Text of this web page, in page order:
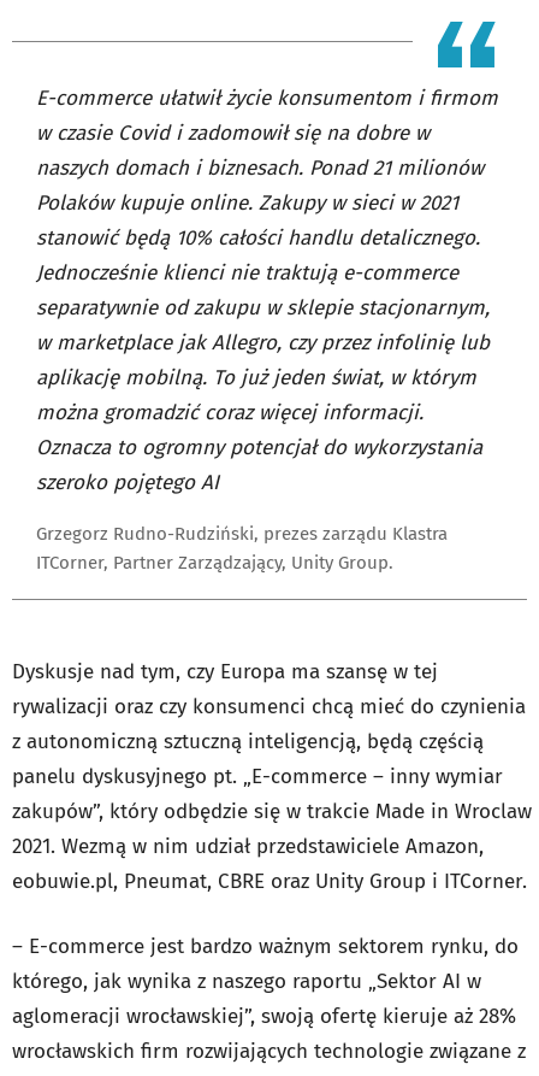
E-commerce ułatwił życie konsumentom i firmom
w czasie Covid i zadomowił się na dobre w
naszych domach i biznesach. Ponad 21 milionów
Polaków kupuje online. Zakupy w sieci w 2021
stanowić będą 10% całości handlu detalicznego.
Jednocześnie klienci nie traktują e-commerce
separatywnie od zakupu w sklepie stacjonarnym,
w marketplace jak Allegro, czy przez infolinię lub
aplikację mobilną. To już jeden świat, w którym
można gromadzić coraz więcej informacji.
Oznacza to ogromny potencjał do wykorzystania
szeroko pojętego AI
Grzegorz Rudno-Rudziński, prezes zarządu Klastra
ITCorner, Partner Zarządzający, Unity Group.
Dyskusje nad tym, czy Europa ma szansę w tej
rywalizacji oraz czy konsumenci chcą mieć do czynienia
z autonomiczną sztuczną inteligencją, będą częścią
panelu dyskusyjnego pt. „E-commerce – inny wymiar
zakupów”, który odbędzie się w trakcie Made in Wroclaw
2021. Wezmą w nim udział przedstawiciele Amazon,
eobuwie.pl, Pneumat, CBRE oraz Unity Group i ITCorner.
– E-commerce jest bardzo ważnym sektorem rynku, do
którego, jak wynika z naszego raportu „Sektor AI w
aglomeracji wrocławskiej”, swoją ofertę kieruje aż 28%
wrocławskich firm rozwijających technologie związane z